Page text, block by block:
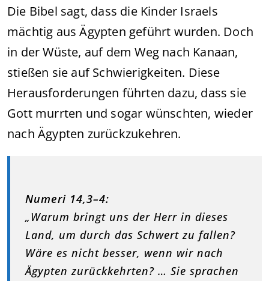
Die Bibel sagt, dass die Kinder Israels
mächtig aus Ägypten geführt wurden. Doch
in der Wüste, auf dem Weg nach Kanaan,
stießen sie auf Schwierigkeiten. Diese
Herausforderungen führten dazu, dass sie
Gott murrten und sogar wünschten, wieder
nach Ägypten zurückzukehren.
Numeri 14,3–4:
„Warum bringt uns der Herr in dieses
Land, um durch das Schwert zu fallen?
Wäre es nicht besser, wenn wir nach
Ägypten zurückkehrten? … Sie sprachen